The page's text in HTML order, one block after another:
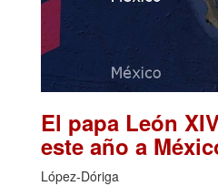
El papa León
este año a
López-Dóriga